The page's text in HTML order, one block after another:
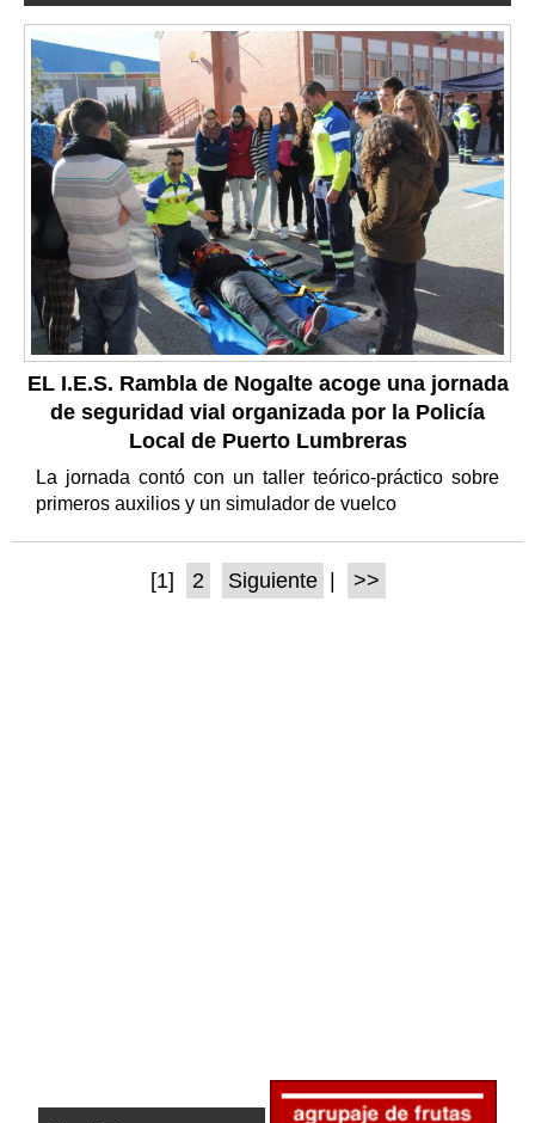
EL I.E.S. Rambla de Nogalte acoge una jornada
de seguridad vial organizada por la Policía
Local de Puerto Lumbreras
La jornada contó con un taller teórico-práctico sobre
primeros auxilios y un simulador de vuelco
[1] 2 Siguiente >>